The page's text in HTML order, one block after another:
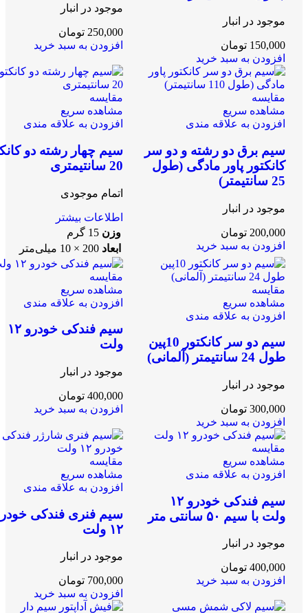
موجود در انبار
150,000 تومان
افزودن به سبد خرید
موجود در انبار
250,000 تومان
افزودن به سبد خرید
مقایسه
مشاهده سریع
افزودن به علاقه مندی
سیم برق دو رشته و دو سر
کانکتور پاور مادگی (طول
25 سانتیمتر)
موجود در انبار
200,000 تومان
افزودن به سبد خرید
مقایسه
مشاهده سریع
افزودن به علاقه مندی
سیم چهار رشته دو
20 سانتیمتری
اتمام موجودی
اطلاعات بیشتر
وزن 15 گرم
ابعاد 200 × 10 میلی‌متر
مقایسه
مشاهده سریع
افزودن به علاقه مندی
سیم دو سر کانکتور 10پین
طول 24 سانتیمتر (آلمانی)
موجود در انبار
300,000 تومان
افزودن به سبد خرید
مقایسه
مشاهده سریع
افزودن به علاقه مندی
سیم فندکی خودرو ۱۲
ولت
موجود در انبار
400,000 تومان
افزودن به سبد خرید
مقایسه
مشاهده سریع
افزودن به علاقه مندی
سیم فندکی خودرو ۱۲
ولت با سیم ۵۰ سانتی متر
موجود در انبار
400,000 تومان
افزودن به سبد خرید
مقایسه
مشاهده سریع
افزودن به علاقه مندی
سیم فنری فندکی
۱۲ ولت
موجود در انبار
700,000 تومان
افزودن به سبد خرید